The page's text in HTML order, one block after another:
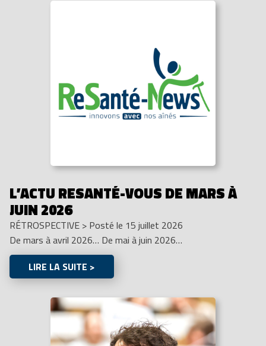
L’ACTU RESANTÉ-VOUS DE MARS À
JUIN 2026
RÉTROSPECTIVE > Posté le 15 juillet 2026
De mars à avril 2026… De mai à juin 2026…
LIRE LA SUITE >